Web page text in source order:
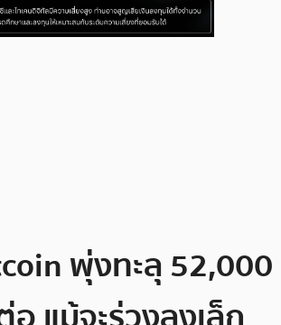
พุ่งทะลุ 52,000